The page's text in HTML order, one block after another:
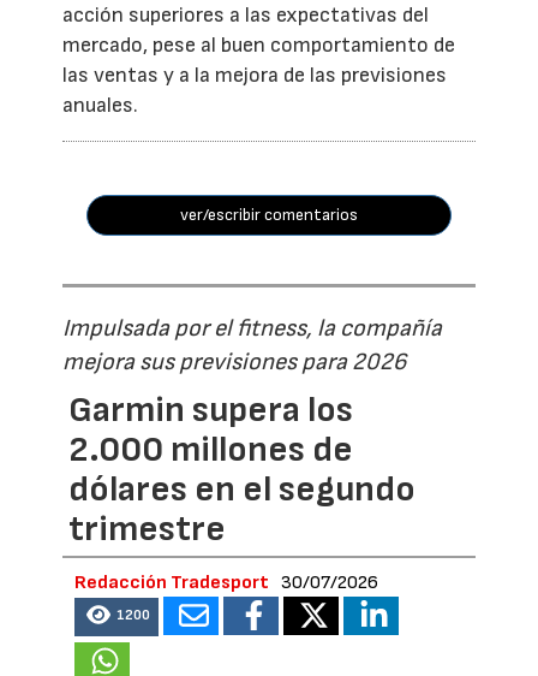
acción superiores a las expectativas del
mercado, pese al buen comportamiento de
las ventas y a la mejora de las previsiones
anuales.
ver/escribir comentarios
Impulsada por el fitness, la compañía
mejora sus previsiones para 2026
Garmin supera los
2.000 millones de
dólares en el segundo
trimestre
Redacción Tradesport 30/07/2026
1200